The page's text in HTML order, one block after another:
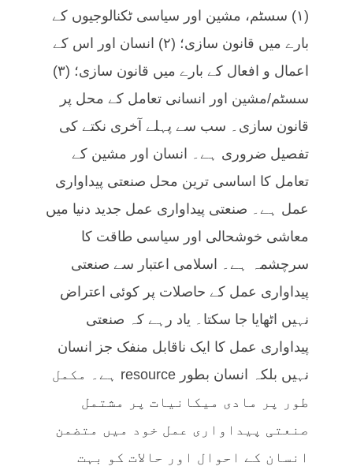
(۱) سسٹم، مشین اور سیاسی ٹکنالوجیوں کے
بارے میں قانون سازی؛ (۲) انسان اور اس کے
اعمال و افعال کے بارے میں قانون سازی؛ (۳)
سسٹم/مشین اور انسانی تعامل کے محل پر
قانون سازی۔ سب سے پہلے آخری نکتے کی
تفصیل ضروری ہے۔ انسان اور مشین کے
تعامل کا اساسی ترین محل صنعتی پیداواری
عمل ہے۔ صنعتی پیداواری عمل جدید دنیا میں
معاشی خوشحالی اور سیاسی طاقت کا
سرچشمہ ہے۔ اسلامی اعتبار سے صنعتی
پیداواری عمل کے حاصلات پر کوئی اعتراض
نہیں اٹھایا جا سکتا۔ یاد رہے کہ صنعتی
پیداواری عمل کا ایک ناقابل منفک جز انسان
نہیں بلکہ انسان بطور resource ہے۔ مکمل
طور پر مادی میکانیات پر مشتمل
صنعتی پیداواری عمل خود میں متضمن
انسان کے احوال اور حالات کو بہت